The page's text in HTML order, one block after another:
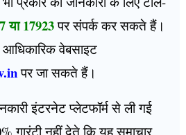
या 17923पर संपर्क कर सकते हैं।
वेबसाइट
पर जा सकते हैं।
इंटरनेट प्लेटफॉर्म से ली गई
गारंटी नहीं देते कि यह समाचार